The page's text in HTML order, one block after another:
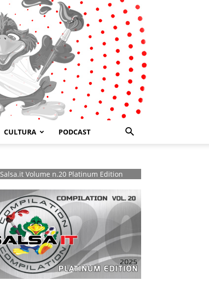
CULTURA PODCAST
Salsa.it Volume n.20 Platinum Edition